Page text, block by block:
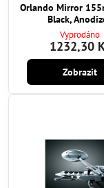
Orlando Mirror
Black,
Vyprodáno
1232,30
Zobrazit